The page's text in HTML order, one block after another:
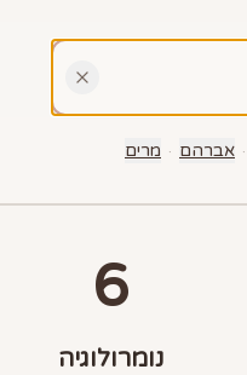
· אברהם · מרים
6
נומרולוגיה